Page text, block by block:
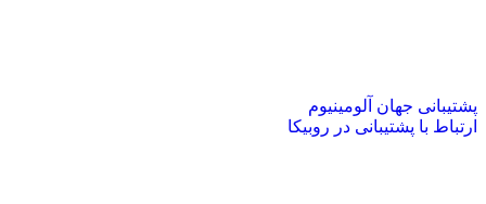
پشتیبانی جهان آلومینیوم
ارتباط با پشتیبانی در روبیکا